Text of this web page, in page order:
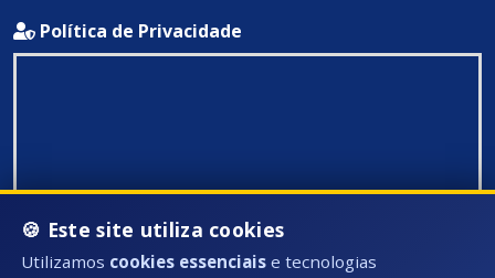
Política de Privacidade
🍪 Este site utiliza cookies
Utilizamos cookies essenciais e tecnologias